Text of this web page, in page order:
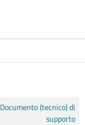
Documento (tecnico) di
supporto